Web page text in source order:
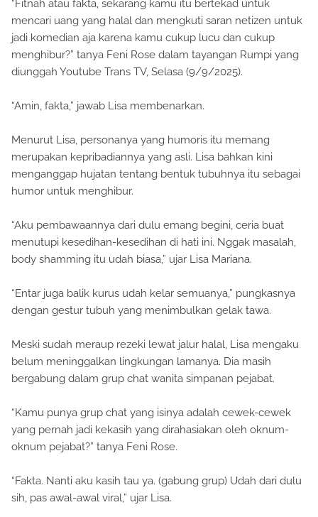
“Fitnah atau fakta, sekarang kamu itu bertekad untuk
mencari uang yang halal dan mengkuti saran netizen untuk
jadi komedian aja karena kamu cukup lucu dan cukup
menghibur?” tanya Feni Rose dalam tayangan Rumpi yang
diunggah Youtube Trans TV, Selasa (9/9/2025).
“Amin, fakta,” jawab Lisa membenarkan.
Menurut Lisa, personanya yang humoris itu memang
merupakan kepribadiannya yang asli. Lisa bahkan kini
menganggap hujatan tentang bentuk tubuhnya itu sebagai
humor untuk menghibur.
“Aku pembawaannya dari dulu emang begini, ceria buat
menutupi kesedihan-kesedihan di hati ini. Nggak masalah,
body shamming itu udah biasa,” ujar Lisa Mariana.
“Entar juga balik kurus udah kelar semuanya,” pungkasnya
dengan gestur tubuh yang menimbulkan gelak tawa.
Meski sudah meraup rezeki lewat jalur halal, Lisa mengaku
belum meninggalkan lingkungan lamanya. Dia masih
bergabung dalam grup chat wanita simpanan pejabat.
“Kamu punya grup chat yang isinya adalah cewek-cewek
yang pernah jadi kekasih yang dirahasiakan oleh oknum-
oknum pejabat?” tanya Feni Rose.
“Fakta. Nanti aku kasih tau ya. (gabung grup) Udah dari dulu
sih, pas awal-awal viral,” ujar Lisa.